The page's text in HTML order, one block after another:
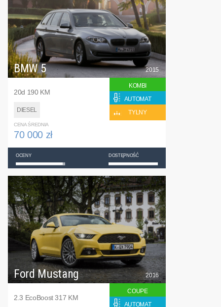
BMW 5
20d 190 KM
DIESEL
2015
KOMBI
AUTOMAT
TYLNY
CENA ŚREDNIA
70 000 zł
OCENY DOSTĘPNOŚĆ
Ford Mustang
2.3 EcoBoost 317 KM
2016
COUPE
AUTOMAT